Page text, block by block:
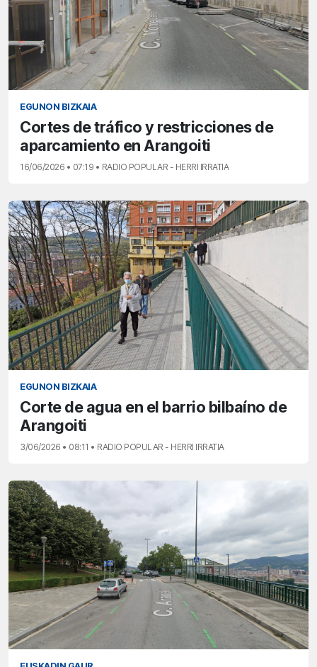
EGUNON BIZKAIA
Cortes de tráfico y restricciones de
aparcamiento en Arangoiti
16/06/2026 • 07:19 • RADIO POPULAR - HERRI IRRATIA
EGUNON BIZKAIA
Corte de agua en el barrio bilbaíno de
Arangoiti
3/06/2026 • 08:11 • RADIO POPULAR - HERRI IRRATIA